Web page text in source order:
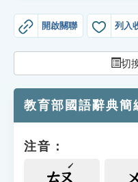
成語故事
索引選單
單字索引
遊戲專區
開啟關聯 列入
切
教育部國語辭典簡
注音：
ㄊㄡ